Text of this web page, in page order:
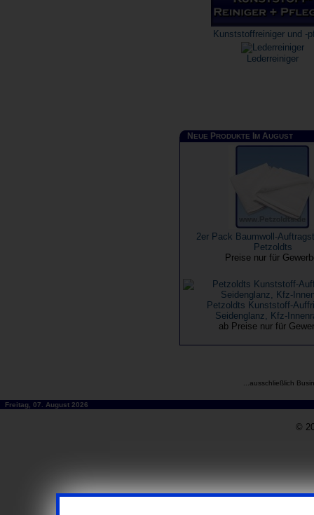
Kunststoffreiniger und -
Lederreiniger
N EUE PRODUKTE M AUGUST
2er Pack Baumwoll-
Petzoldts
Preise nur für
Petzoldts Kunststoff-
Seidenglanz, Kfz-
ab Preise nur für
...ausschließlich
Freitag, 07. August 2026
©